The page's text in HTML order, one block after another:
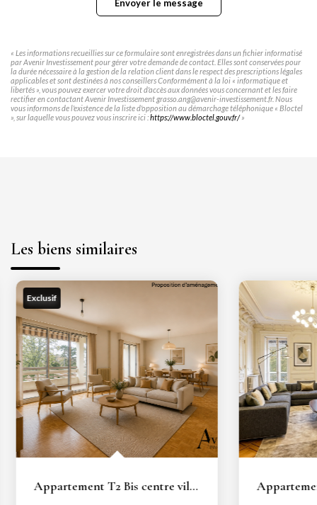
Envoyer le message
« Les informations recueillies sur ce formulaire sont enregistrées dans un fichier informatisé
par Avenir Investissement pour gérer votre demande de contact. Elles sont conservées pour
la durée nécessaire à la gestion de la relation client dans le respect des prescriptions légales
applicables et sont destinées à nos conseillers Conformément à la loi « informatique et
libertés », vous pouvez exercer votre droit d'accès aux données vous concernant et les faire
rectifier en contactant Avenir Investissement grasso.ang@avenir-investissement.fr. Nous
vous informons de l'existence de la liste d'opposition au démarchage téléphonique « Bloctel
», sur laquelle vous pouvez vous inscrire ici :https://www.bloctel.gouv.fr/»
Les biens similaires
Exclusif
Appartement T2 Bis centre ville de Tassin 86 m2 dans...